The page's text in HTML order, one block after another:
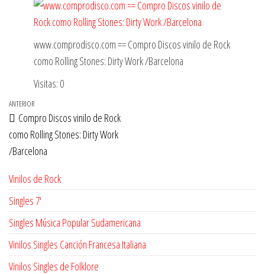
www.comprodisco.com == Compro Discos vinilo de Rock
como Rolling Stones: Dirty Work /Barcelona
Visitas: 0
Navegación
de
entradas
Entrada
anterior
ANTERIOR
Compro Discos vinilo de Rock
como Rolling Stones: Dirty Work
/Barcelona
Vinilos de Rock
Singles 7'
Singles Música Popular Sudamericana
Vinilos Singles Canción Francesa Italiana
Vinilos Singles de Folklore